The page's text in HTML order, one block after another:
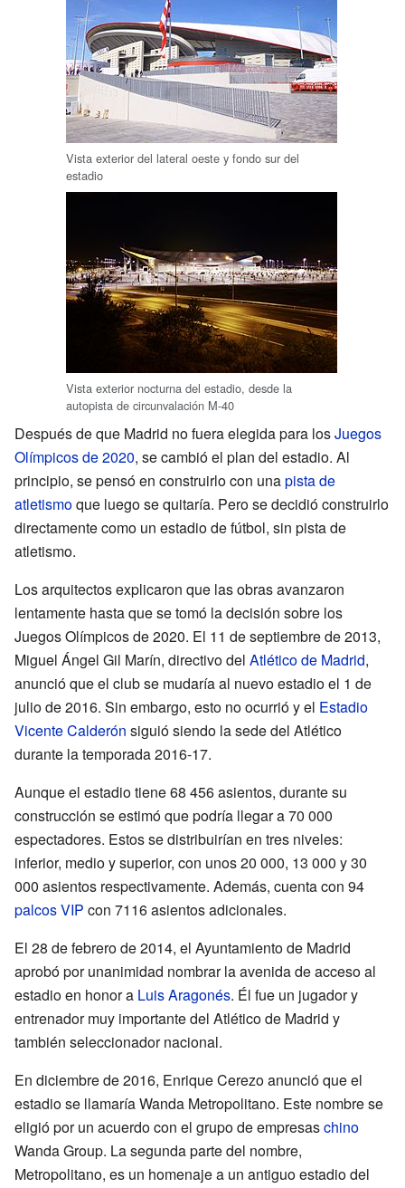
Vista exterior del lateral oeste y fondo sur del
estadio
Vista exterior nocturna del estadio, desde la
autopista de circunvalación M-40
Después de que Madrid no fuera elegida para losJuegos
Olímpicos de 2020, se cambió el plan del estadio. Al
principio, se pensó en construirlo con unapista de
atletismoque luego se quitaría. Pero se decidió construirlo
directamente como un estadio de fútbol, sin pista de
atletismo.
Los arquitectos explicaron que las obras avanzaron
lentamente hasta que se tomó la decisión sobre los
Juegos Olímpicos de 2020. El 11 de septiembre de 2013,
Miguel Ángel Gil Marín, directivo del Atlético de Madrid,
anunció que el club se mudaría al nuevo estadio el 1 de
julio de 2016. Sin embargo, esto no ocurrió y el Estadio
Vicente Calderón siguió siendo la sede del Atlético
durante la temporada 2016-17.
Aunque el estadio tiene 68 456 asientos, durante su
construcción se estimó que podría llegar a 70 000
espectadores. Estos se distribuirían en tres niveles:
inferior, medio y superior, con unos 20 000, 13 000 y 30
000 asientos respectivamente. Además, cuenta con 94
palcos VIP con 7116 asientos adicionales.
El 28 de febrero de 2014, el Ayuntamiento de Madrid
aprobó por unanimidad nombrar la avenida de acceso al
estadio en honor a Luis Aragonés. Él fue un jugador y
entrenador muy importante del Atlético de Madrid y
también seleccionador nacional.
En diciembre de 2016, Enrique Cerezo anunció que el
estadio se llamaría Wanda Metropolitano. Este nombre se
eligió por un acuerdo con el grupo de empresaschino
Wanda Group. La segunda parte del nombre,
Metropolitano, es un homenaje a un antiguo estadio del